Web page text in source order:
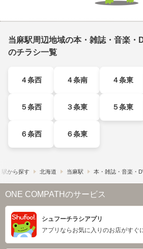
当麻駅周辺地域の本・雑誌・音楽・
のチラシ一覧
４条西 ４条南 ４条東
５条西 ３条東 ５条東
６条西 ６条東
駅から探す 北海道 当麻駅 本・雑誌・音楽・
ONE COMPATHのサービス
シュフーチラシアプリ
アプリならお気に入りのお店がすぐ